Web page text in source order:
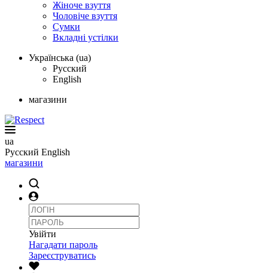
Жіноче взуття
Чоловіче взуття
Сумки
Вкладні устілки
Українська (ua)
Русский
English
магазини
ua
Русский English
магазини
Увійти
Нагадати пароль
Зареєструватись